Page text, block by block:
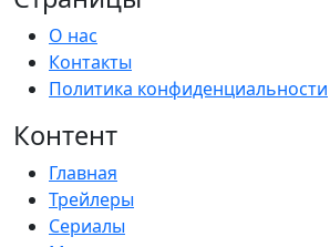
Политика конфиденциальности
Контент
Главная
Сериалы
Микрорецензии
Статьи
© 2020-2026 Kinobugle.ru